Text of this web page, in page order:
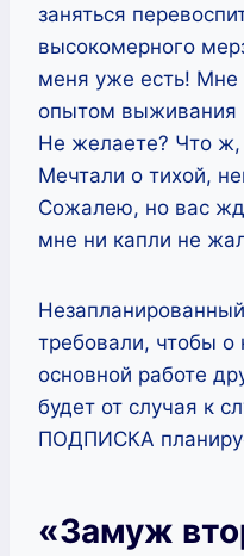
заняться
высокомерного
меня уже есть! Мне
опытом выживания
Не желаете? Что
Мечтали о тихой,
Сожалею, но вас
мне ни капли не
требовали, чтобы о
основной работе
будет от случая к
ПОДПИСКА
«Замуж